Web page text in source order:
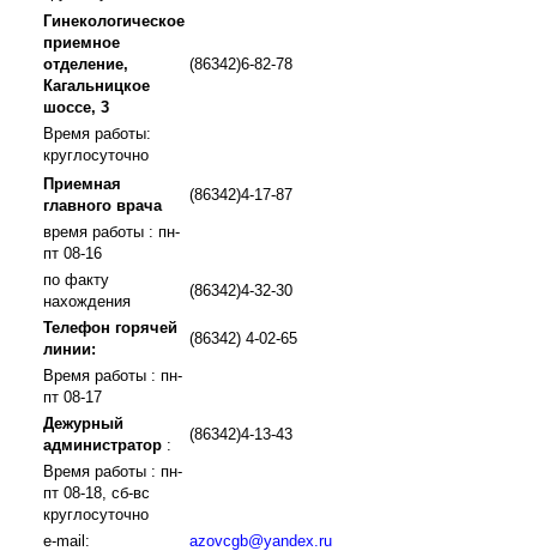
Гинекологическое
приемное
отделение,
Кагальницкое
шоссе, 3
(86342)6-82-78
Время работы:
круглосуточно
Приемная
главного врача
(86342)4-17-87
время работы : пн-
пт 08-16
по факту
нахождения
(86342)4-32-30
Телефон горячей
линии:
(86342) 4-02-65
Время работы : пн-
пт 08-17
Дежурный
администратор :
(86342)4-13-43
Время работы : пн-
пт 08-18, сб-вс
круглосуточно
e-mail:
azovcgb@yandex.ru